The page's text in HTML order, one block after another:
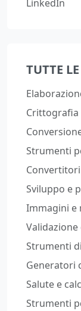
LinkedIn
TUTTE
Crittografia
Strumenti
Sviluppo e
Immagini e
Validazione
Strumenti
Generatori
Salute e
Strumenti